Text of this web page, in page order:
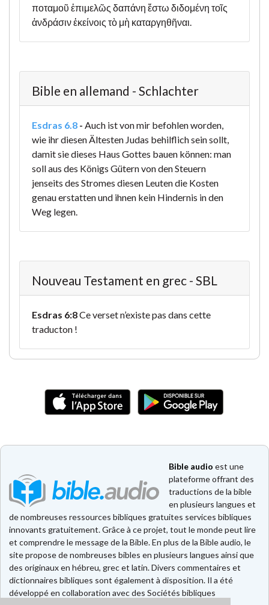
ποταμοῦ ἐπιμελῶς δαπάνη ἔστω διδομένη τοῖς
ἀνδράσιν ἐκείνοις τὸ μὴ καταργηθῆναι.
Bible en allemand - Schlachter
Esdras 6.8 - Auch ist von mir befohlen worden,
wie ihr diesen Ältesten Judas behilflich sein sollt,
damit sie dieses Haus Gottes bauen können: man
soll aus des Königs Gütern von den Steuern
jenseits des Stromes diesen Leuten die Kosten
genau erstatten und ihnen kein Hindernis in den
Weg legen.
Nouveau Testament en grec - SBL
Esdras 6:8Ce verset n’existe pas dans cette
traducton !
Bible audio est une
plateforme offrant des
traductions de la bible
en plusieurs langues et
de nombreuses ressources bibliques gratuites services bibliques
innovants gratuitement. Grâce à ce projet, tout le monde peut lire
et comprendre le message de la Bible. En plus de la Bible audio, le
site propose de nombreuses bibles en plusieurs langues ainsi que
des originaux en hébreu, grec et latin. Divers commentaires et
dictionnaires bibliques sont également à disposition. Il a été
développé en collaboration avec des Sociétés bibliques